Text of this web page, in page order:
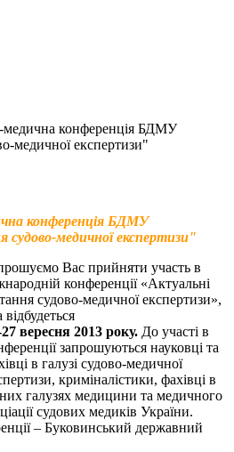
медична конференція БДМУ
медичної експертизи"
конференція БДМУ
судово-медичної експертизи"
Вас прийняти участь в
конференції «Актуальні
судово-медичної експертизи»,
відбудеться
вересня 2013 року. До участі в
запрошуються науковці та
в галузі судово-медичної
криміналістики, фахівці в
галузях медицини та медичного
судових медиків України.
– Буковинський державний